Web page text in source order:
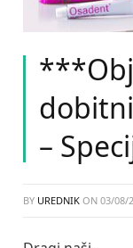
–
BY UREDNIK ON 03/08/